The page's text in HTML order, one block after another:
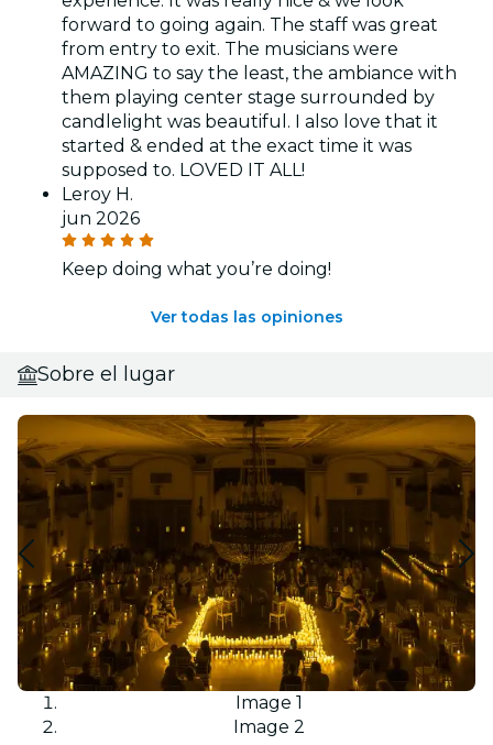
forward to going again. The staff was great
from entry to exit. The musicians were
AMAZING to say the least, the ambiance with
them playing center stage surrounded by
candlelight was beautiful. I also love that it
started & ended at the exact time it was
supposed to. LOVED IT ALL!
Leroy H.
jun 2026
Keep doing what you’re doing!
Ver todas las opiniones
Sobre el lugar
Image 1
Image 2